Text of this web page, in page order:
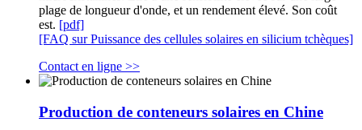
plage de longueur d'onde, et un rendement élevé. Son coût
est. [pdf]
[FAQ sur Puissance des cellules solaires en silicium tchèques]
Contact en ligne >>
Production de conteneurs solaires en Chine